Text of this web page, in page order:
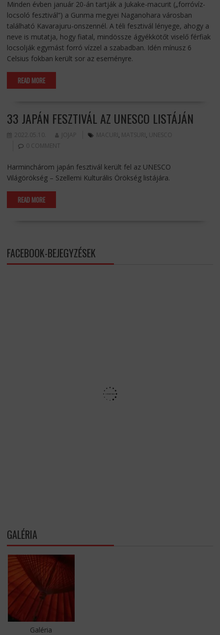
Minden évben január 20-án tartják a Jukake-macurit („forróvíz-
locsoló fesztivál”) a Gunma megyei Naganohara városban
található Kavarajuru-onszennél. A téli fesztivál lényege, ahogy a
neve is mutatja, hogy fiatal, mindössze ágyékkötőt viselő férfiak
locsolják egymást forró vízzel a szabadban. Idén mínusz 6
Celsius fokban került sor az eseményre.
READ MORE
33 JAPÁN FESZTIVÁL AZ UNESCO LISTÁJÁN
2022.05.10. JOJAP MACURI, MATSURI, UNESCO
0 COMMENT
Harminchárom japán fesztivál került fel az UNESCO
Világörökség – Szellemi Kulturális Örökség listájára.
READ MORE
FACEBOOK-BEJEGYZÉSEK
GALÉRIA
Galéria